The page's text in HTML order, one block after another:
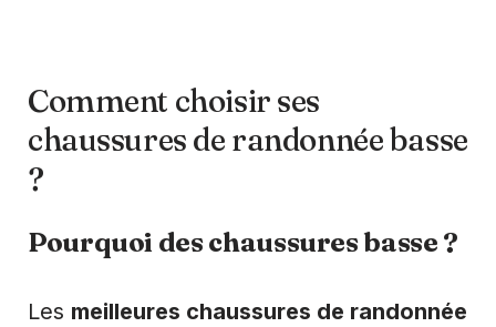
Comment choisir ses
chaussures de randonnée basse
?
Pourquoi des chaussures basse ?
Les meilleures chaussures de randonnée